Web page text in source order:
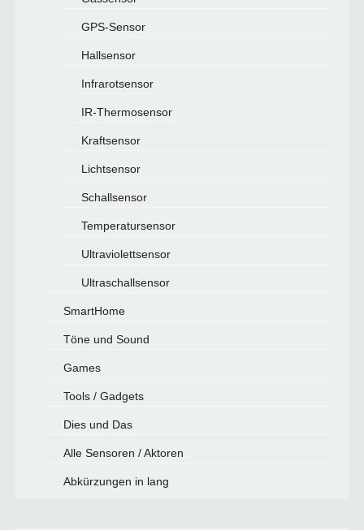
GPS-Sensor
Hallsensor
Infrarotsensor
IR-Thermosensor
Kraftsensor
Lichtsensor
Schallsensor
Temperatursensor
Ultraviolettsensor
Ultraschallsensor
SmartHome
Töne und Sound
Games
Tools / Gadgets
Dies und Das
Alle Sensoren / Aktoren
Abkürzungen in lang